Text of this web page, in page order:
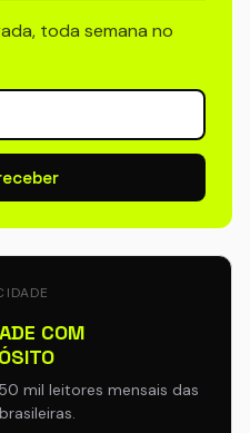
toda semana no
COM
mil leitores mensais das